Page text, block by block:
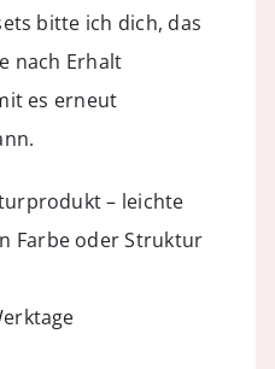
bitte ich dich, das
nach Erhalt
es erneut
– leichte
Farbe oder Struktur